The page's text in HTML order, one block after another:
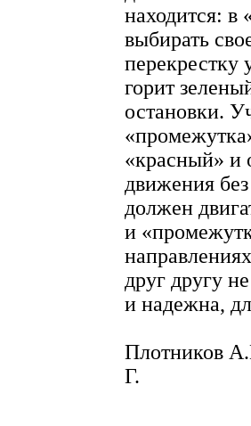
находится: в
выбирать
перекрестку
горит
остановки.
«красный» и
движения
должен
и
друг другу
и надежна,
Плотников
Г.